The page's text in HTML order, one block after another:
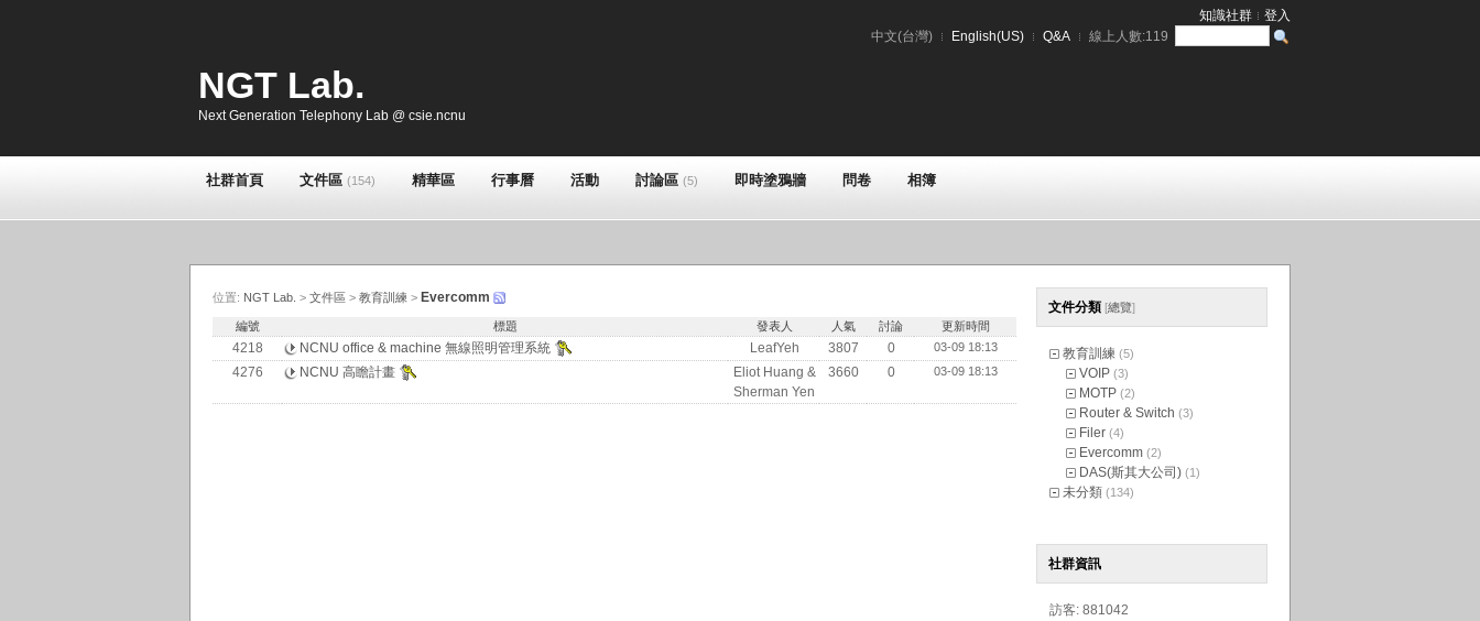
知識社群
登入
中文(台灣)
English(US) Q&A 線上人數:119
NGT Lab.
Next Generation Telephony Lab @ csie.ncnu
社群首頁 文件區 (154) 精華區 行事曆 活動 討論區 (5) 即時塗鴉牆 問卷 相簿
文件分類 [總覽]
教育訓練 (5)
VOIP (3)
MOTP (2)
Router & Switch (3)
Filer (4)
Evercomm (2)
DAS(斯其大公司) (1)
未分類 (134)
社群資訊
訪客: 881042
位置: NGT Lab. > 文件區 > 教育訓練 > Evercomm
編號 標題 發表人 人氣 討論 更新時間
4218 NCNU office & machine 無線照明管理系統 LeafYeh 3807 0 03-09 18:13
4276 NCNU 高瞻計畫
Eliot Huang &
Sherman Yen
3660 0 03-09 18:13